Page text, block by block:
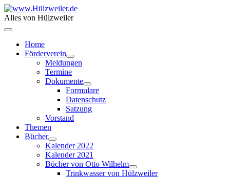
Alles von Hülzweiler
Home
Förderverein
Meldungen
Termine
Dokumente
Formulare
Datenschutz
Satzung
Vorstand
Themen
Bücher
Kalender 2022
Kalender 2021
Bücher von Otto Wilhelm
Trinkwasser von Hülzweiler